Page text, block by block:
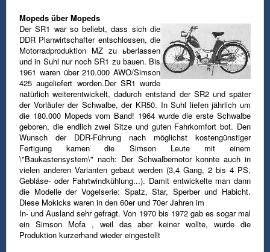
Mopeds über Mopeds
Der SR1 war so beliebt, dass sich die
DDR Planwirtschafter entschlossen, die
Motorradproduktion MZ zu ьberlassen
und in Suhl nur noch SR1 zu bauen. Bis
1961 waren über 210.000 AWO/Simson
425 augeliefert worden.Der SR1 wurde
natürlich weiterentwickelt, dadurch entstand der SR2 und später
der Vorläufer der Schwalbe, der KR50. In Suhl liefen jährlich um
die 180.000 Mopeds vom Band! 1964 wurde die erste Schwalbe
geboren, die endlich zwei Sitze und guten Fahrkomfort bot. Den
Wunsch der DDR-Führung nach möglichst kostengünstiger
Fertigung kamen die Simson Leute mit einem
\"Baukastensystem\" nach: Der Schwalbemotor konnte auch in
vielen anderen Varianten gebaut werden (3,4 Gang, 2 bis 4 PS,
Gebläse- oder Fahrtwindkühlung...). Damit entwickelte man dann
die Modelle der Vogelserie: Spatz, Star, Sperber und Habicht.
Diese Mokicks waren in den 60er und 70er Jahren im
In- und Ausland sehr gefragt.Von 1970 bis 1972 gab es sogar mal
ein Simson Mofa , weil das aber keiner wollte, wurde die
Produktion kurzerhand wieder eingestellt